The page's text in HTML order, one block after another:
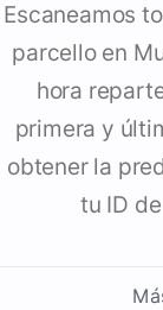
Escaneamos
parcello en
hora
primera y
obtener la
tu ID